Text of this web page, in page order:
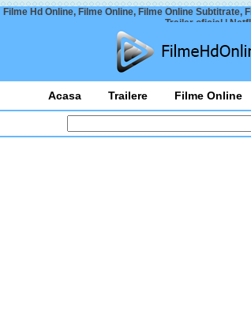
Filme Hd Online, Filme Online, Filme Online Subtitrate,
Trailer oficial |
Acasa Trailere Filme Online